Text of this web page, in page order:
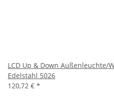
LCD Up & Down Außenleuchte/
Edelstahl 5026
120,72 € *